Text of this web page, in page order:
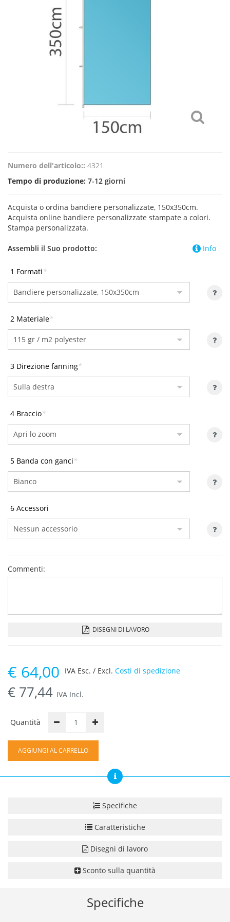
Numero dell'articolo:: 4321
Tempo di produzione: 7-12 giorni
Acquista o ordina bandiere personalizzate, 150x350cm.
Acquista online bandiere personalizzate stampate a colori.
Stampa personalizzata.
Info
Assembli il Suo prodotto:
1 Formati*
2 Materiale*
3 Direzione fanning*
4 Braccio*
5 Banda con ganci*
6 Accessori
Commenti:
DISEGNI DI LAVORO
€ 64,00
€ 77,44 IVA Incl.
IVA Esc. / Excl. Costi di spedizione
Quantità
AGGIUNGI AL CARRELLO
Specifiche
Caratteristiche
Disegni di lavoro
Sconto sulla quantità
Specifiche